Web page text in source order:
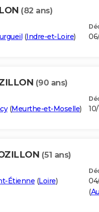
(82 ans)
(Indre-et-Loire)
(90 ans)
(Meurthe-et-Moselle)
(51 ans)
Étienne (Loire)
(